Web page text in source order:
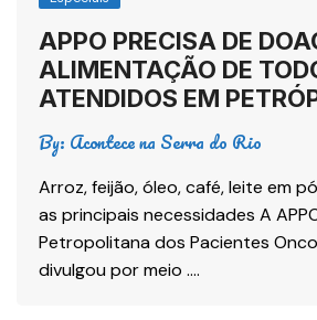
APPO PRECISA DE
ALIMENTAÇÃO DE
ATENDIDOS EM
By: Acontece na Serra do Rio
Arroz, feijão, óleo, café, leite em
as principais necessidades A
Petropolitana dos Pacientes
divulgou por meio ….